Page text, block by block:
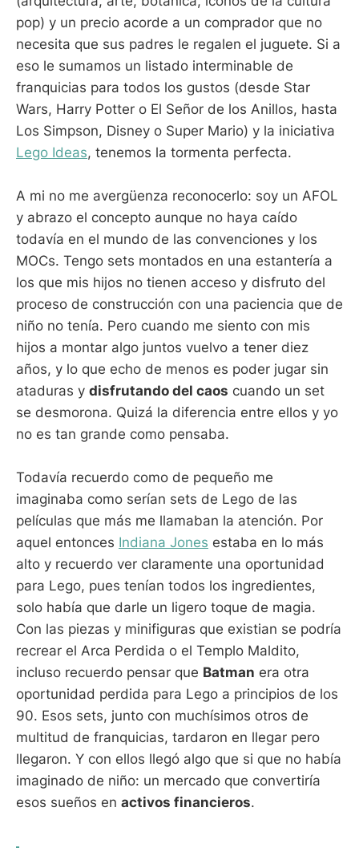
pop) y un precio acorde a un comprador que no
necesita que sus padres le regalen el juguete. Si a
eso le sumamos un listado interminable de
franquicias para todos los gustos (desde Star
Wars, Harry Potter o El Señor de los Anillos, hasta
Los Simpson, Disney o Super Mario) y la iniciativa
Lego Ideas, tenemos la tormenta perfecta.
A mi no me avergüenza reconocerlo: soy un AFOL
y abrazo el concepto aunque no haya caído
todavía en el mundo de las convenciones y los
MOCs. Tengo sets montados en una estantería a
los que mis hijos no tienen acceso y disfruto del
proceso de construcción con una paciencia que de
niño no tenía. Pero cuando me siento con mis
hijos a montar algo juntos vuelvo a tener diez
años, y lo que echo de menos es poder jugar sin
ataduras y disfrutando del caos cuando un set
se desmorona. Quizá la diferencia entre ellos y yo
no es tan grande como pensaba.
Todavía recuerdo como de pequeño me
imaginaba como serían sets de Lego de las
películas que más me llamaban la atención. Por
aquel entonces Indiana Jones estaba en lo más
alto y recuerdo ver claramente una oportunidad
para Lego, pues tenían todos los ingredientes,
solo había que darle un ligero toque de magia.
Con las piezas y minifiguras que existian se podría
recrear el Arca Perdida o el Templo Maldito,
incluso recuerdo pensar que Batman era otra
oportunidad perdida para Lego a principios de los
90. Esos sets, junto con muchísimos otros de
multitud de franquicias, tardaron en llegar pero
llegaron. Y con ellos llegó algo que si que no había
imaginado de niño: un mercado que convertiría
esos sueños en activos financieros.